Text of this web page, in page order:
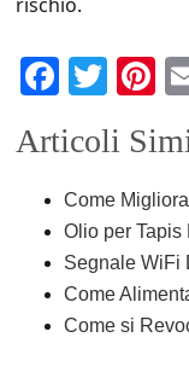
F
c
e
b
o
o
k
T
tt
er
Pi
e
st
Articoli
Come
Olio per
Segnale WiFi
Come
Come si